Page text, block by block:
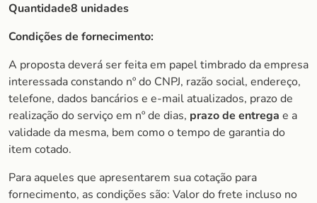
Quantidade8 unidades
Condições de fornecimento:
A proposta deverá ser feita em papel timbrado da empresa
interessada constando nº do CNPJ, razão social, endereço,
telefone, dados bancários e e-mail atualizados, prazo de
realização do serviço em nº de dias, prazo de entrega e a
validade da mesma, bem como o tempo de garantia do
item cotado.
Para aqueles que apresentarem sua cotação para
fornecimento, as condições são: Valor do frete incluso no